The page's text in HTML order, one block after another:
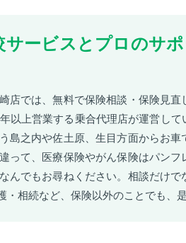
サービスとプロのサ
店では、無料で保険相談・保険見直
以上営業する乗合代理店が運営し
島之内や佐土原、生目方面からお車
って、医療保険やがん保険はパンフ
んでもお尋ねください。相談だけで
相続など、保険以外のことでも、